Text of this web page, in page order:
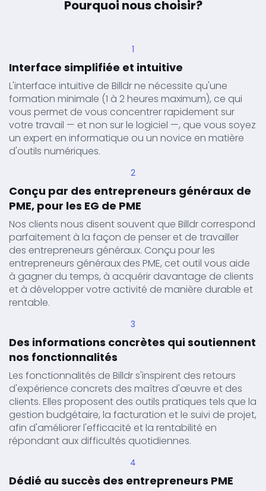
Pourquoi nous choisir?
1
Interface simplifiée et intuitive
L'interface intuitive de Billdr ne nécessite qu'une
formation minimale (1 à 2 heures maximum), ce qui
vous permet de vous concentrer rapidement sur
votre travail — et non sur le logiciel —, que vous soyez
un expert en informatique ou un novice en matière
d'outils numériques.
2
Conçu par des entrepreneurs généraux de
PME, pour les EG de PME
Nos clients nous disent souvent que Billdr correspond
parfaitement à la façon de penser et de travailler
des entrepreneurs généraux. Conçu pour les
entrepreneurs généraux des PME, cet outil vous aide
à gagner du temps, à acquérir davantage de clients
et à développer votre activité de manière durable et
rentable.
3
Des informations concrètes qui soutiennent
nos fonctionnalités
Les fonctionnalités de Billdr s'inspirent des retours
d'expérience concrets des maîtres d'œuvre et des
clients. Elles proposent des outils pratiques tels que la
gestion budgétaire, la facturation et le suivi de projet,
afin d'améliorer l'efficacité et la rentabilité en
répondant aux difficultés quotidiennes.
4
Dédié au succès des entrepreneurs PME